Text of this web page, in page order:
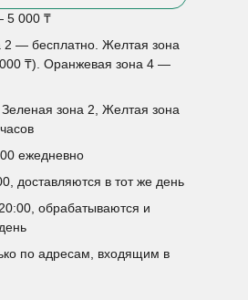
5 000 ₸
2 — бесплатно. Желтая зона
₸). Оранжевая зона 4 —
зона 2, Желтая зона
ежедневно
доставляются в тот же день
обрабатываются и
по адресам, входящим в